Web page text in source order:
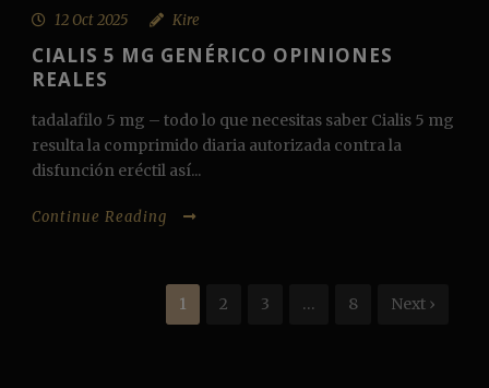
12 Oct 2025 Kire
CIALIS 5 MG GENÉRICO OPINIONES
REALES
tadalafilo 5 mg – todo lo que necesitas saber Cialis 5 mg
resulta la comprimido diaria autorizada contra la
disfunción eréctil así...
Continue Reading
1 2 3 … 8 Next ›